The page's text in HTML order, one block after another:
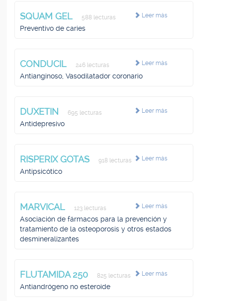
Leer más
SQUAM GEL 588 lecturas
Preventivo de caries
Leer más
CONDUCIL 246 lecturas
Antianginoso, Vasodilatador coronario
Leer más
DUXETIN 695 lecturas
Antidepresivo
Leer más
RISPERIX GOTAS 918 lecturas
Antipsicótico
Leer más
MARVICAL 123 lecturas
Asociación de fármacos para la prevención y
tratamiento de la osteoporosis y otros estados
desmineralizantes
Leer más
FLUTAMIDA 250 825 lecturas
Antiandrógeno no esteroide